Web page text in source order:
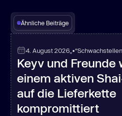
Ähnliche Beiträge
4. August 2026 „•“
Keyv und Freunde
einem aktiven
auf die Lieferkette
kompromittiert